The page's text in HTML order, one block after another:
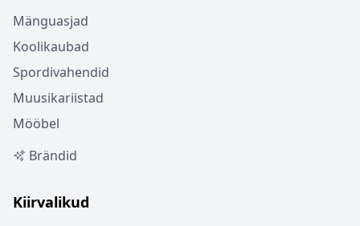
Mänguasjad
Koolikaubad
Spordivahendid
Muusikariistad
Mööbel
Brändid
Kiirvalikud